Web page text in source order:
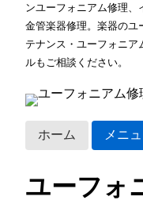
ンユーフォニアム修理、
金管楽器修理。楽器のユ
テナンス・ユーフォニア
ルもご相談ください。
ホーム メニ
ユーフォ